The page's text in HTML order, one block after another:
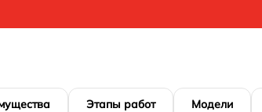
Этапы работ Модели